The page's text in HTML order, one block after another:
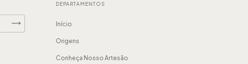
DEPARTAMENTOS
Início
Origens
Conheça Nosso Artesão